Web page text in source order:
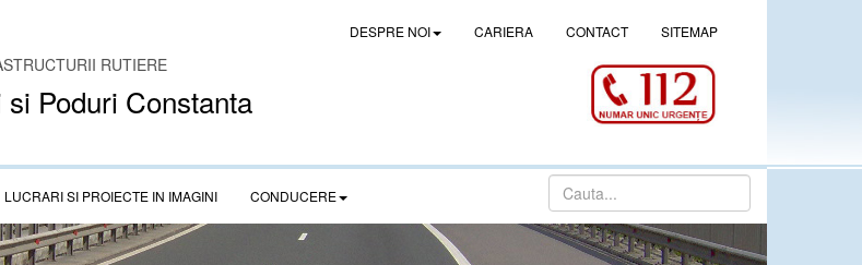
DESPRE NOI CARIERA CONTACT SITEMAP
RUTIERE
Poduri Constanta
LUCRARI SI PROIECTE IN IMAGINI CONDUCERE